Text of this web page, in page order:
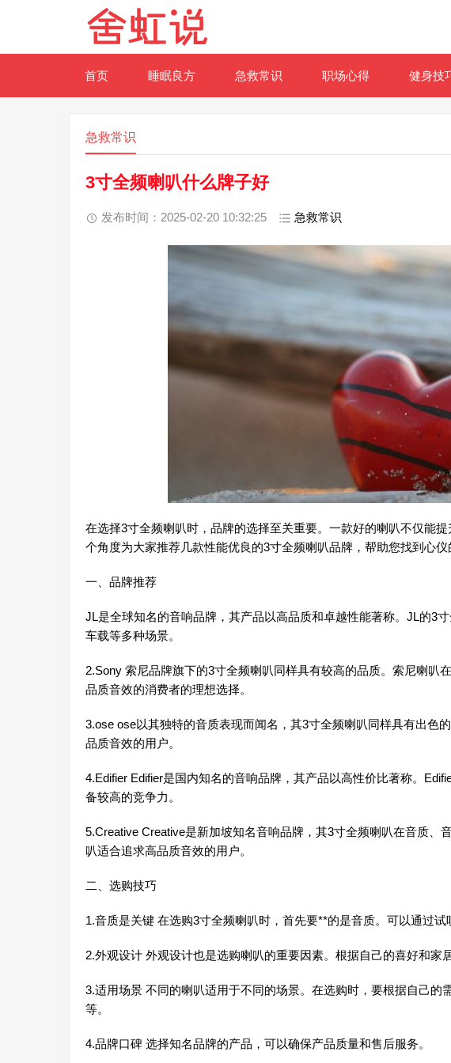
首页 睡眠良方 急救常识 职场心得 健身技
急救常识
3寸全频喇叭什么牌子好
发布时间：2025-02-20 10:32:25 急救常识
在选择3寸全频喇叭时，品牌的选择至关重要。一款好的喇叭不仅能
个角度为大家推荐几款性能优良的3寸全频喇叭品牌，帮助您找到心仪
一、品牌推荐
JL是全球知名的音响品牌，其产品以高品质和卓越性能著称。JL的3
车载等多种场景。
2.Sony 索尼品牌旗下的3寸全频喇叭同样具有较高的品质。索尼喇叭
品质音效的消费者的理想选择。
3.ose ose以其独特的音质表现而闻名，其3寸全频喇叭同样具有出色
品质音效的用户。
4.Edifier Edifier是国内知名的音响品牌，其产品以高性价比著称。
备较高的竞争力。
5.Creative Creative是新加坡知名音响品牌，其3寸全频喇叭在音质、
叭适合追求高品质音效的用户。
二、选购技巧
1.音质是关键 在选购3寸全频喇叭时，首先要**的是音质。可以通过试
2.外观设计 外观设计也是选购喇叭的重要因素。根据自己的喜好和家
3.适用场景 不同的喇叭适用于不同的场景。在选购时，要根据自己
等。
4.品牌口碑 选择知名品牌的产品，可以确保产品质量和售后服务。